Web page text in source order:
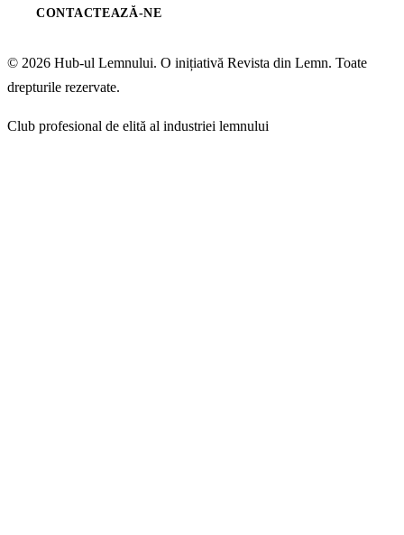
CONTACTEAZĂ-NE
© 2026 Hub-ul Lemnului. O inițiativă Revista din Lemn. Toate
drepturile rezervate.
Club profesional de elită al industriei lemnului